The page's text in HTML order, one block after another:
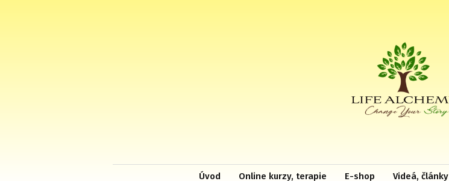
Úvod Online kurzy, terapie E-shop Videá, články